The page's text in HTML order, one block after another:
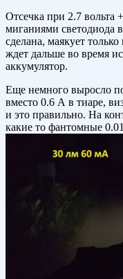
Отсечка при 2.7 вольта
миганиями светодиода
сделана, маякует
ждет дальше во время
аккумулятор.
Еще немного выросло
вместо 0.6 А в тиаре,
и это правильно. На
какие то фантомные